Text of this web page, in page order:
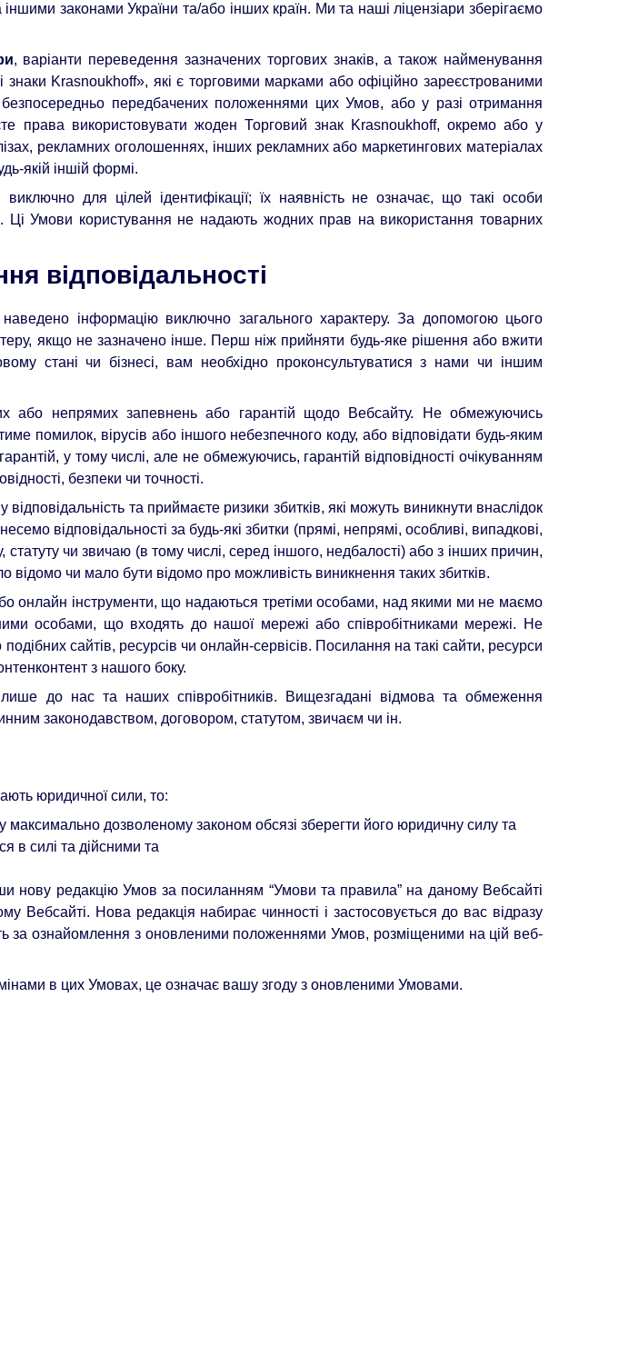
законами України та/або інших країн. Ми та наші ліцензіари зберігаємо
, варіанти переведення зазначених торгових знаків, а також найменування
знаки Krasnoukhoff», які є торговими марками або офіційно зареєстрованими
передбачених положеннями цих Умов, або у разі отримання
права використовувати жоден Торговий знак Krasnoukhoff, окремо або у
рекламних оголошеннях, інших рекламних або маркетингових матеріалах
якій іншій формі.
для цілей ідентифікації; їх наявність не означає, що такі особи
Умови користування не надають жодних прав на використання товарних
відповідальності
інформацію виключно загального характеру. За допомогою цього
якщо не зазначено інше. Перш ніж прийняти будь-яке рішення або вжити
стані чи бізнесі, вам необхідно проконсультуватися з нами чи іншим
непрямих запевнень або гарантій щодо Вебсайту. Не обмежуючись
помилок, вірусів або іншого небезпечного коду, або відповідати будь-яким
у тому числі, але не обмежуючись, гарантій відповідності очікуванням
безпеки чи точності.
та приймаєте ризики збитків, які можуть виникнути внаслідок
відповідальності за будь-які збитки (прямі, непрямі, особливі, випадкові,
чи звичаю (в тому числі, серед іншого, недбалості) або з інших причин,
відомо чи мало бути відомо про можливість виникнення таких збитків.
онлайн інструменти, що надаються третіми особами, над якими ми не маємо
особами, що входять до нашої мережі або співробітниками мережі. Не
сайтів, ресурсів чи онлайн-сервісів. Посилання на такі сайти, ресурси
з нашого боку.
до нас та наших співробітників. Вищезгадані відмова та обмеження
законодавством, договором, статутом, звичаєм чи ін.
юридичної сили, то:
дозволеному законом обсязі зберегти його юридичну силу та
в силі та дійсними та
нову редакцію Умов за посиланням “Умови та правила” на даному Вебсайті
Вебсайті. Нова редакція набирає чинності і застосовується до вас відразу
за ознайомлення з оновленими положеннями Умов, розміщеними на цій веб-
в цих Умовах, це означає вашу згоду з оновленими Умовами.